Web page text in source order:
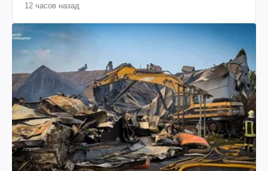
12 часов назад